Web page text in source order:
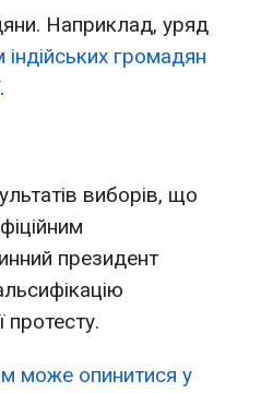
Наприклад, уряд
індійських громадян
.
виборів, що
президент
протесту.
може опинитися у